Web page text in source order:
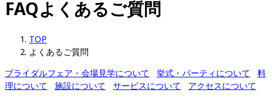
FAQよくあるご質問
TOP
よくあるご質問
ブライダルフェア・会場見学について
挙式・パーティについて
料
理について
施設について サービスについて アクセスについて